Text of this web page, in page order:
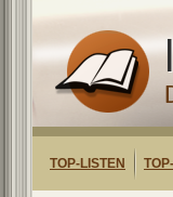
TOP-LISTEN